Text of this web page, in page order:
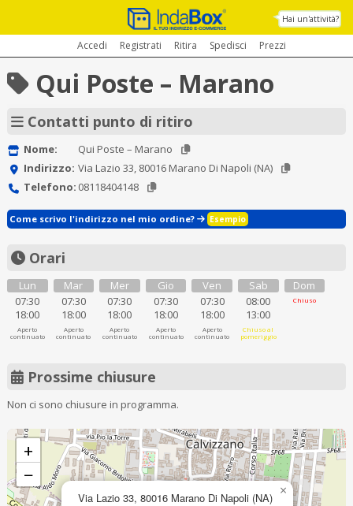
Hai un'attività?
Accedi Registrati Ritira Spedisci Prezzi
Qui Poste – Marano
Contatti punto di ritiro
Nome:
Qui Poste – Marano
Indirizzo: Via Lazio 33, 80016 Marano Di Napoli (NA)
Telefono: 08118404148
Come scrivo l'indirizzo nel mio ordine? Esempio
Orari
Lun
07:30
18:00
Aperto
continuato
Mar
07:30
18:00
Aperto
continuato
Mer
07:30
18:00
Aperto
continuato
Gio
07:30
18:00
Aperto
continuato
Ven
07:30
18:00
Aperto
continuato
Sab
08:00
13:00
Chiuso al
pomeriggio
Dom
Chiuso
Prossime chiusure
Non ci sono chiusure in programma.
Via Lazio 33, 80016 Marano Di Napoli (NA) ×
+
−